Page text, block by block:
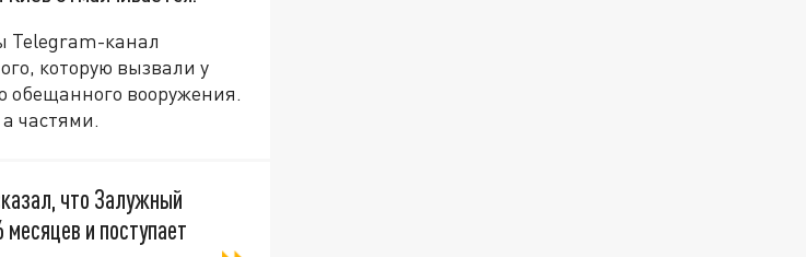
Telegram-канал
которую вызвали у
обещанного вооружения.
частями.
что Залужный
и поступает